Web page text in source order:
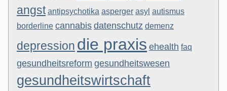
angst antipsychotika asperger asyl autismus
borderline cannabisdatenschutz demenz
depression die praxis ehealth faq
gesundheitsreform gesundheitswesen
gesundheitswirtschaft